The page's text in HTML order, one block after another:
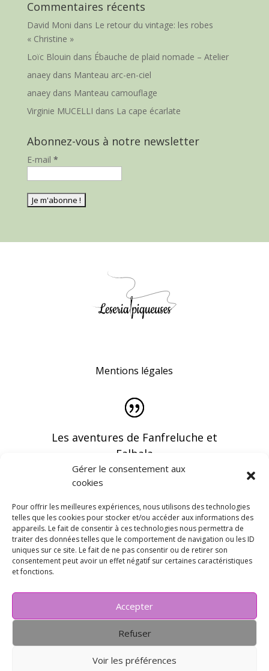
Gérer le consentement aux
cookies
Pour offrir les meilleures expériences, nous utilisons des technologies
telles que les cookies pour stocker et/ou accéder aux informations des
appareils. Le fait de consentir à ces technologies nous permettra de
traiter des données telles que le comportement de navigation ou les ID
uniques sur ce site. Le fait de ne pas consentir ou de retirer son
consentement peut avoir un effet négatif sur certaines caractéristiques
et fonctions.
Accepter
Refuser
Voir les préférences
Commentaires récents
David Moni dans Le retour du vintage: les robes
« Christine »
Loïc Blouin dans Ébauche de plaid nomade – Atelier
anaeydans Manteau arc-en-ciel
anaeydans Manteau camouflage
Virginie MUCELLI dans La cape écarlate
Abonnez-vous à notre newsletter
E-mail *
Mentions légales
Les aventures de Fanfreluche et
Falbala
Vous pouvez recevoir les dernières infos en
vous abonnant à notre newsletter